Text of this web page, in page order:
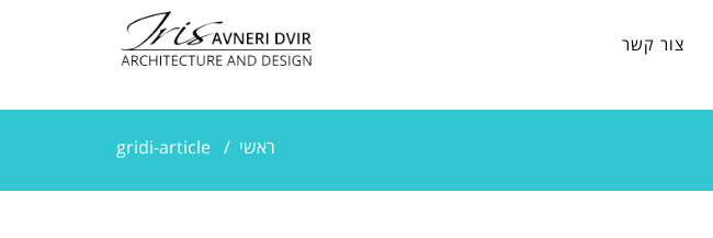
צור קשר
ראשי /
gridi-article